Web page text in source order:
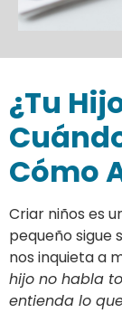
¿Tu
Cómo
Criar niños es
pequeño sigue
nos inquieta a
hijo no habla
entienda lo